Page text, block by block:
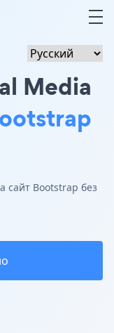
Media
сайт Bootstrap без